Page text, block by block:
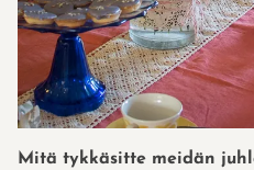
Mitä tykkäsitte meidän